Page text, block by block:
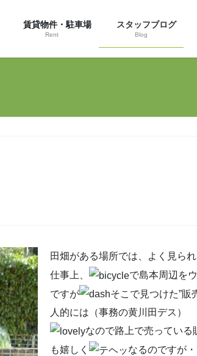
賃貸物件・駐車場
Rent
スタッフブログ
Blog
田畑がある場所では、よく見ら
仕事上、
で島本周辺を
ですが
そこで見つけた”販
人的には（事務の黄川田
なので路上で売っている
も嬉しく
なるのですが